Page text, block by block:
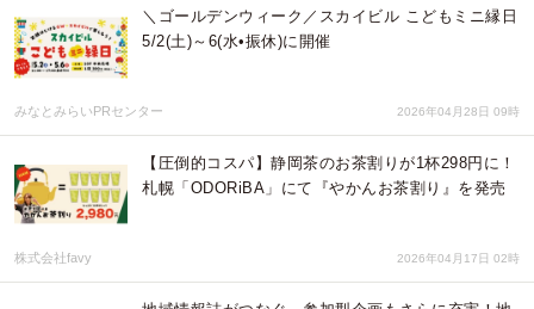
＼ゴールデンウィーク／スカイビル こどもミニ縁日
5/2(土)～6(水•振休)に開催
みなとみらいPRセンター 2026年04月28日 09時
【圧倒的コスパ】静岡茶のお茶割りが1杯298円に！
札幌「ODORiBA」にて『やかんお茶割り』を発売
株式会社favy 2026年04月17日 02時